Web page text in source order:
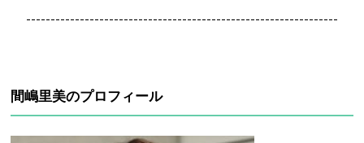
----------------------------------------------------------------
間嶋里美のプロフィール